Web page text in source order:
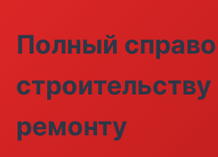
Полный
строительству
ремонту